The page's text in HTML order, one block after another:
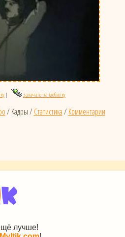
| Закачать на мобилку
/ Кадры / Статистика/ Комментарии
лучше!